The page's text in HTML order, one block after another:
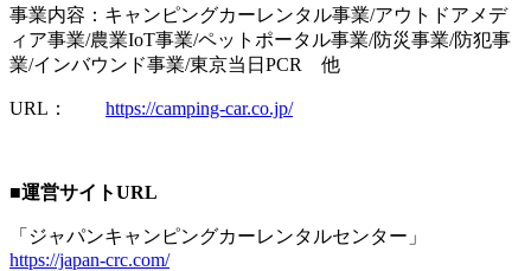
事業内容：キャンピングカーレンタル事業/アウトドアメデ
ィア事業/農業IoT事業/ペットポータル事業/防災事業/防犯事
業/インバウンド事業/東京当日PCR 他
URL： https://camping-car.co.jp/
■運営サイトURL
「ジャパンキャンピングカーレンタルセンター」
https://japan-crc.com/